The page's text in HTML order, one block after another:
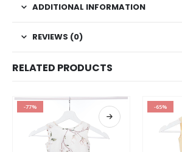
ADDITIONAL INFORMATION
REVIEWS (0)
RELATED PRODUCTS
-77% -65%